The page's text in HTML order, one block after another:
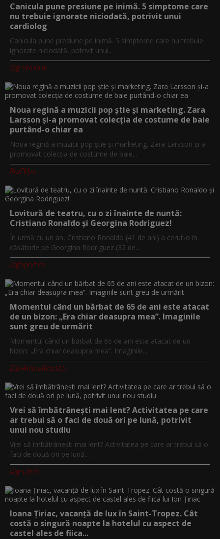
Canicula pune presiune pe inimă. 5 simptome care
nu trebuie ignorate niciodată, potrivit unui
cardiolog
Canicula pune presiune pe inimă. 5 simptome care nu trebuie
ignorate niciodată, potrivit unui...
Digi-World.tv
Noua regină a muzicii pop știe și marketing. Zara
Larsson și-a promovat colecția de costume de baie
purtând-o chiar ea
Noua regină a muzicii pop știe și marketing. Zara Larsson și-a
promovat colecția de costume de baie...
ProFM.ro
Lovitură de teatru, cu o zi înainte de nuntă:
Cristiano Ronaldo și Georgina Rodriguez!
În urmă cu un an, Cristiano Ronaldo (41 de ani) a cerut-o în
căsătorie pe Georgina Rodriguez (32 de...
DigiSport.ro
Momentul când un bărbat de 65 de ani este atacat
de un bizon: „Era chiar deasupra mea”. Imaginile
sunt greu de urmărit
Momentul când un bărbat de 65 de ani este atacat de un
bizon: „Era chiar deasupra mea”. Imaginile...
Digi-AnimalWorld.tv
Vrei să îmbătrânești mai lent? Activitatea pe care
ar trebui să o faci de două ori pe lună, potrivit
unui nou studiu
Vrei să îmbătrânești mai lent? Activitatea pe care ar trebui să o
faci de două ori pe lună...
Digi-Life.tv
Ioana Țiriac, vacanță de lux în Saint-Tropez. Cât
costă o singură noapte la hotelul cu aspect de
castel ales de fiica...